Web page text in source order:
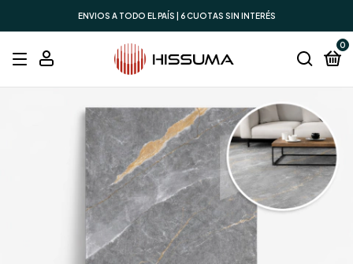
ENVIOS A TODO EL PAÍS | 6 CUOTAS SIN INTERÉS
0